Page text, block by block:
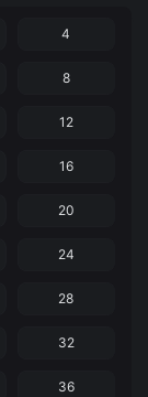
4
8
12
16
20
24
28
32
36